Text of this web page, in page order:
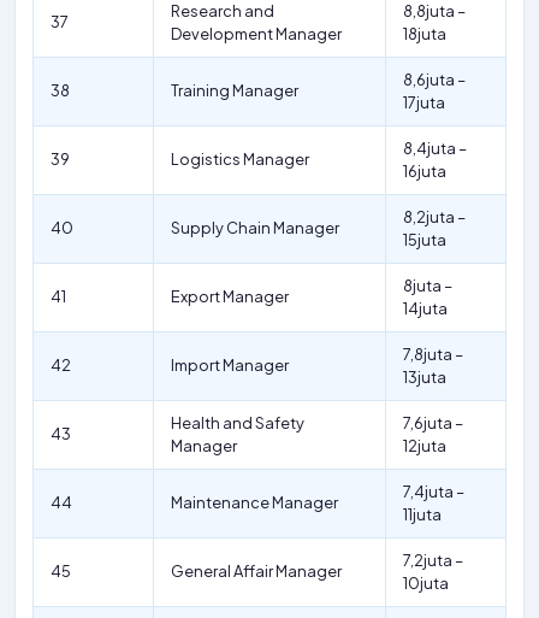
37
Research and
Development Manager
8,8juta –
18juta
38 Training Manager
8,6juta –
17juta
39 Logistics Manager
8,4juta –
16juta
40 Supply Chain Manager
8,2juta –
15juta
41 Export Manager
8juta –
14juta
42 Import Manager
7,8juta –
13juta
43
Health and Safety
Manager
7,6juta –
12juta
44 Maintenance Manager
7,4juta –
11juta
45 General Affair Manager
7,2juta –
10juta